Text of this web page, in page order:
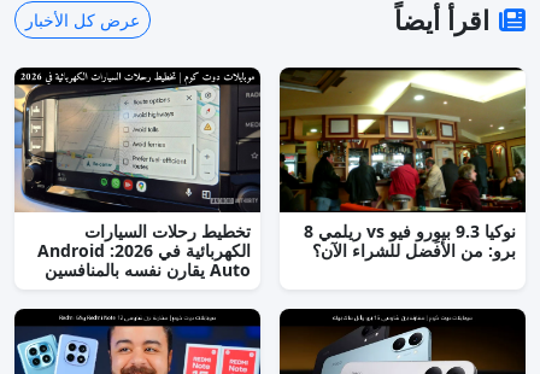
اقرأ أيضاً عرض كل الأخبار
نوكيا 9.3 بيوِرو فيو vs ريلمي 8
برو: من الأفضل للشراء الآن؟
تخطيط رحلات السيارات
الكهربائية في 2026: Android
Auto يقارن نفسه بالمنافسين